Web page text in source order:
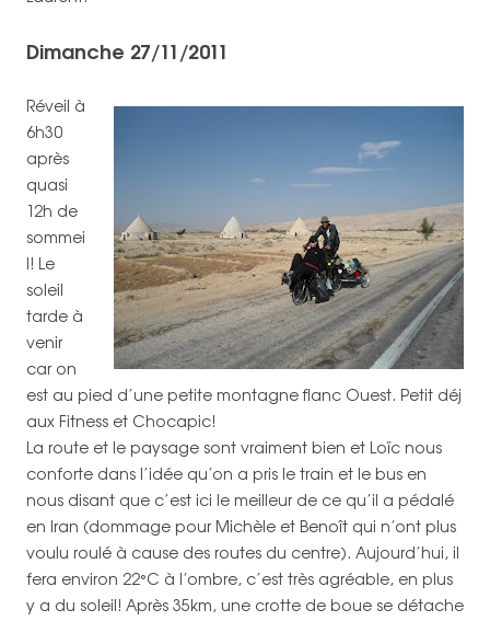
Dimanche 27/11/2011
Réveil à
6h30
après
quasi
12h de
sommei
l! Le
soleil
tarde à
venir
car on
est au pied d’une petite montagne flanc Ouest. Petit déj
aux Fitness et Chocapic!
La route et le paysage sont vraiment bien et Loïc nous
conforte dans l’idée qu’on a pris le train et le bus en
nous disant que c’est ici le meilleur de ce qu’il a pédalé
en Iran (dommage pour Michèle et Benoît qui n’ont plus
voulu roulé à cause des routes du centre). Aujourd’hui, il
fera environ 22°C à l’ombre, c’est très agréable, en plus
y a du soleil! Après 35km, une crotte de boue se détache